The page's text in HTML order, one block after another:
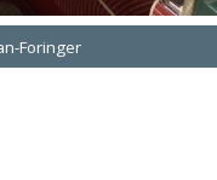
Foringer